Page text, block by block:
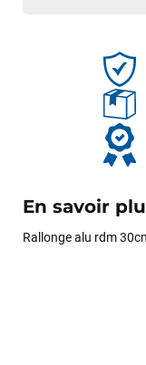
En savoir
Rallonge alu rdm